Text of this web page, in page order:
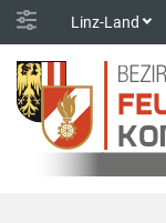
Linz-Land